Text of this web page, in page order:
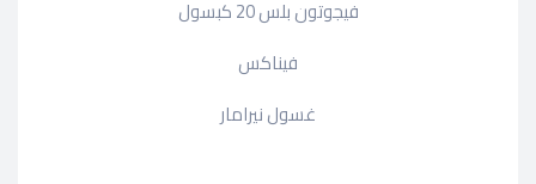
فيجوتون بلس 20 كبسول
فيناكس
غسول نيرامار